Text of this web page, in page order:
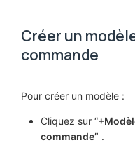
Créer un
commande
Pour créer un modèle :
Cliquez sur “
commande” .